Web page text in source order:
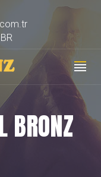
BR
BRONZ